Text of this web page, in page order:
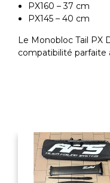
PX160 – 37 cm
PX145 – 40 cm
Le Monobloc Tail PX
compatibilité parfaite